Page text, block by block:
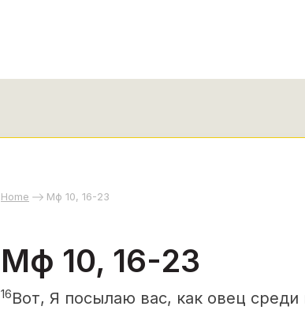
Home Мф 10, 16-23
Мф 10, 16-23
16Вот, Я посылаю вас, как овец